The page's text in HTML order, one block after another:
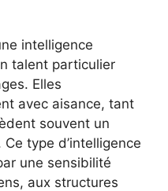
intelligence
talent particulier
Elles
avec aisance, tant
souvent un
type d’intelligence
une sensibilité
aux structures